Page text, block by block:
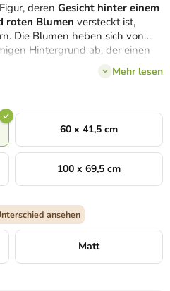
deren Gesicht hinter einem
roten Blumen versteckt ist,
Die Blumen heben sich von
Hintergrund ab, der einen
der Figur und dem reinweißen
Die sichtbaren Lippen und ein
geheimnisvoll, wodurch das
und Harmonie der
Natur zum Ausdruck bringt.
Mehr lesen
60 x 41,5 cm
100 x 69,5 cm
ansehen
Matt